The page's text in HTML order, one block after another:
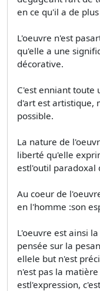
en ce qu'il a de
L'oeuvre n'est
qu'elle a une
décorative.
C'est enniant toute
d'art est artistique,
possible.
La nature de
liberté qu'elle
estl'outil paradoxal
Au coeur de
en l'homme :son
L'oeuvre est ainsi
pensée sur la
ellele but n'est
n'est pas la
estl'expression,